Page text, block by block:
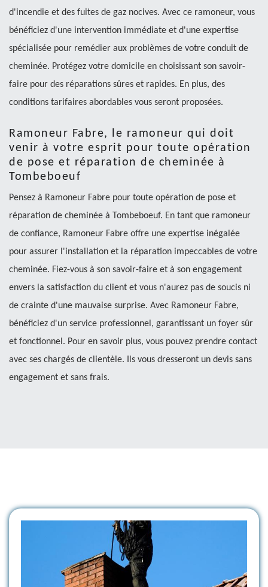
d'incendie et des fuites de gaz nocives. Avec ce ramoneur, vous
bénéficiez d'une intervention immédiate et d'une expertise
spécialisée pour remédier aux problèmes de votre conduit de
cheminée. Protégez votre domicile en choisissant son savoir-
faire pour des réparations sûres et rapides. En plus, des
conditions tarifaires abordables vous seront proposées.
Ramoneur Fabre, le ramoneur qui doit
venir à votre esprit pour toute opération
de pose et réparation de cheminée à
Tombeboeuf
Pensez à Ramoneur Fabre pour toute opération de pose et
réparation de cheminée à Tombeboeuf. En tant que ramoneur
de confiance, Ramoneur Fabre offre une expertise inégalée
pour assurer l'installation et la réparation impeccables de votre
cheminée. Fiez-vous à son savoir-faire et à son engagement
envers la satisfaction du client et vous n'aurez pas de soucis ni
de crainte d'une mauvaise surprise. Avec Ramoneur Fabre,
bénéficiez d'un service professionnel, garantissant un foyer sûr
et fonctionnel. Pour en savoir plus, vous pouvez prendre contact
avec ses chargés de clientèle. Ils vous dresseront un devis sans
engagement et sans frais.